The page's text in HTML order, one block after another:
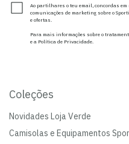
Ao partilhares o teu email, concordas em
comunicações de marketing sobre o
e ofertas.
Para mais informações sobre o
e a Política de Privacidade.
Coleções
Novidades Loja Verde
Camisolas e Equipamentos